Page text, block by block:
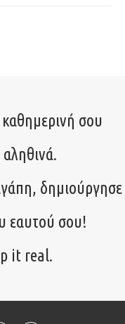
σου
δημιούργησε
εαυτού σου!
it real.